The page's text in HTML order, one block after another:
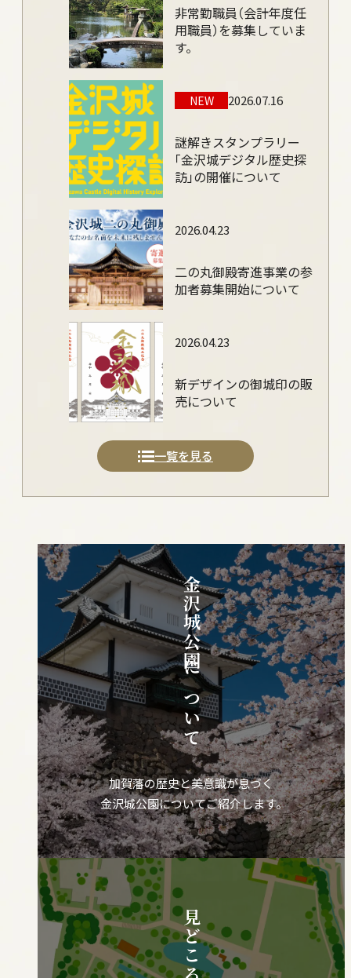
金沢城の復元整備
菱櫓・五十間長屋・橋爪門続櫓
河北門
橋爪門
鼠多門・鼠多門橋
玉泉院丸庭園
いもり堀
築城の技
漆喰壁、海鼠壁の技
鉛瓦の技
金沢城の調査研究
計画、資料等
非常勤職員（会計年度任
用職員）を募集していま
す。
NEW 2026.07.16
謎解きスタンプラリー
「金沢城デジタル歴史探
訪」の開催について
2026.04.23
二の丸御殿寄進事業の参
加者募集開始について
2026.04.23
新デザインの御城印の販
売について
一覧を見る
金沢城公園について
加賀藩の歴史と美意識が息づく
金沢城公園についてご紹介します。